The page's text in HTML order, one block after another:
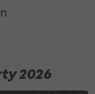
2026